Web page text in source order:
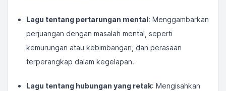
Lagu tentang pertarungan mental: Menggambarkan
perjuangan dengan masalah mental, seperti
kemurungan atau kebimbangan, dan perasaan
terperangkap dalam kegelapan.
Lagu tentang hubungan yang retak: Mengisahkan